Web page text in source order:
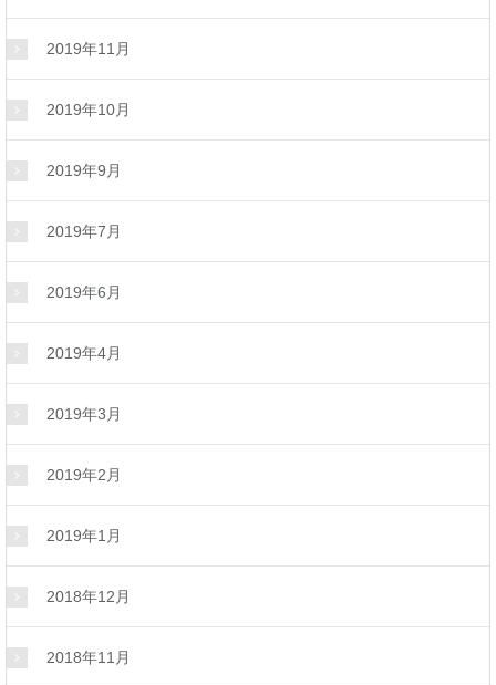
2019年11月
2019年10月
2019年9月
2019年7月
2019年6月
2019年4月
2019年3月
2019年2月
2019年1月
2018年12月
2018年11月